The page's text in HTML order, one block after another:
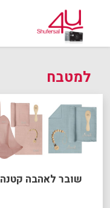
למטבח
שובר לאהבה קטנה